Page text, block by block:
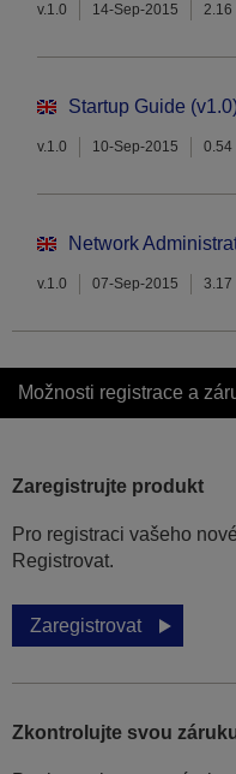
v.1.0 14-Sep-2015 2.16
Startup Guide
v.1.0 10-Sep-2015 0.54
Network
v.1.0 07-Sep-2015 3.17
Možnosti registrace a
Zaregistrujte produkt
Pro registraci vašeho
Registrovat.
Zaregistrovat
Zkontrolujte svou